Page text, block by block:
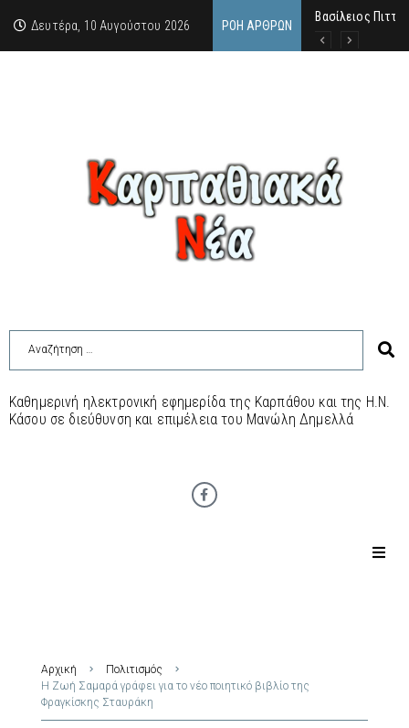
Δευτέρα, 10 Αυγούστου 2026 ΡΟΉ ΆΡΘΡΩΝ
Βασίλειος
Σαν σήμερα,
Μανόλης Μελάς:
Καθημερινή ηλεκτρονική εφημερίδα της Καρπάθου και της Η.Ν.
Κάσου σε διεύθυνση και επιμέλεια του Μανώλη Δημελλά
Αρχική
Πολιτισμός
Η Ζωή Σαμαρά γράφει για το νέο ποιητικό βιβλίο της
Φραγκίσκης Σταυράκη